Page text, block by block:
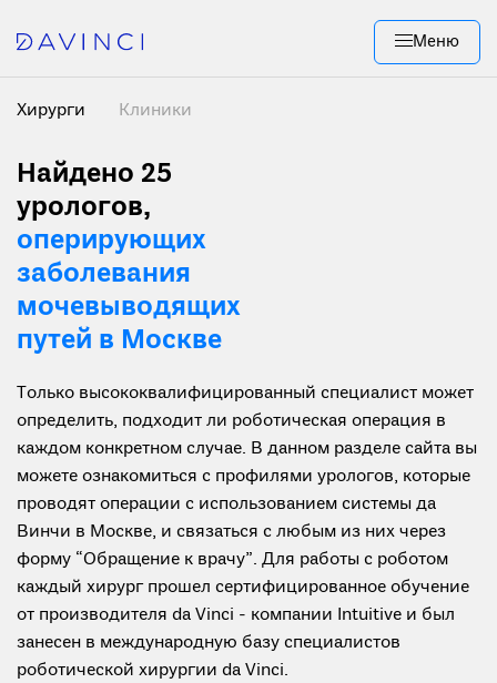
Меню
Хирурги Клиники
Найдено 25
урологов,
оперирующих
заболевания
мочевыводящих
путей в Москве
Только высококвалифицированный специалист может
определить, подходит ли роботическая операция в
каждом конкретном случае. В данном разделе сайта вы
можете ознакомиться с профилями урологов, которые
проводят операции с использованием системы да
Винчи в Москве, и связаться с любым из них через
форму “Обращение к врачу”. Для работы с роботом
каждый хирург прошел сертифицированное обучение
от производителя da Vinci - компании Intuitive и был
занесен в международную базу специалистов
роботической хирургии da Vinci.